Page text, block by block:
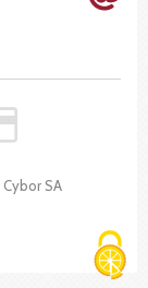
Cybor SA